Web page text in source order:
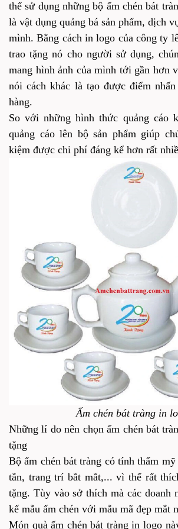
thể sử dụng những bộ ấm chén bát
là vật dụng quảng bá sản phẩm, dịch
mình. Bằng cách in logo của công ty
trao tặng nó cho người sử dụng,
mang hình ảnh của mình tới gần hơn
nói cách khác là tạo được điểm
hàng.
So với những hình thức quảng cáo
quảng cáo lên bộ sản phẩm giúp
kiệm được chi phí đáng kể hơn rất
Ấm chén bát tràng in
Những lí do nên chọn ấm chén bát
tặng
Bộ ấm chén bát tràng có tính thẩm
tắn, trang trí bắt mắt,... vì thế rất
tặng. Tùy vào sở thích mà các doanh
kế mẫu ấm chén với mẫu mã đẹp mắt
Món quà ấm chén bát tràng in logo